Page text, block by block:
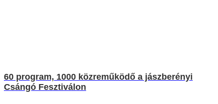
60 program, 1000 közreműködő a jászberényi
Csángó Fesztiválon